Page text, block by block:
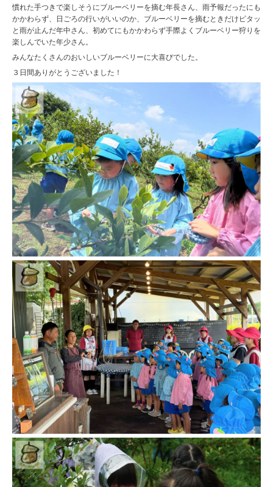
慣れた手つきで楽しそうにブルーベリーを摘む年長さん、雨予報だったにも
かかわらず、日ごろの行いがいいのか、ブルーベリーを摘むときだけピタッ
と雨が止んだ年中さん、初めてにもかかわらず手際よくブルーベリー狩りを
楽しんでいた年少さん。
みんなたくさんのおいしいブルーベリーに大喜びでした。
３日間ありがとうございました！